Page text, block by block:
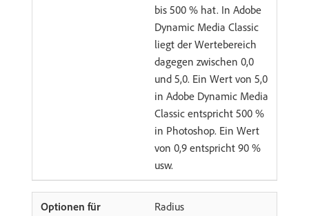
bis 500 % hat. In Adobe
Dynamic Media Classic
liegt der Wertebereich
dagegen zwischen 0,0
und 5,0. Ein Wert von 5,0
in Adobe Dynamic Media
Classic entspricht 500 %
in Photoshop. Ein Wert
von 0,9 entspricht 90 %
usw.
Radius